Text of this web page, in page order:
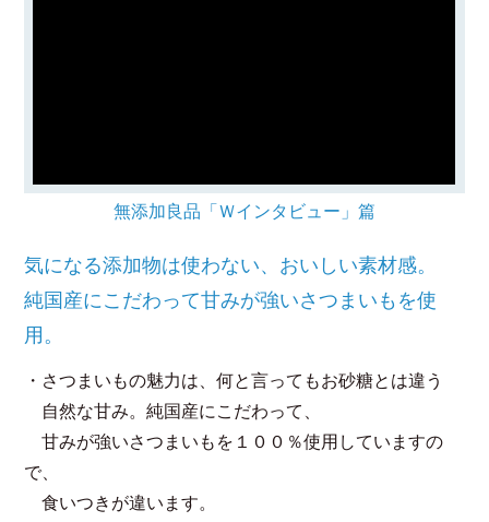
無添加良品「Ｗインタビュー」篇
気になる添加物は使わない、おいしい素材感。
純国産にこだわって甘みが強いさつまいもを使
用。
・さつまいもの魅力は、何と言ってもお砂糖とは違う
自然な甘み。純国産にこだわって、
甘みが強いさつまいもを１００％使用していますの
で、
食いつきが違います。